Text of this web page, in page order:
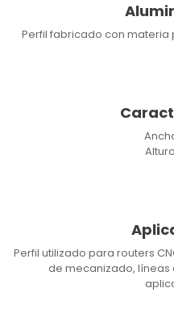
Perfil fabricado con materia
Perfil utilizado para routers
de mecanizado, líneas